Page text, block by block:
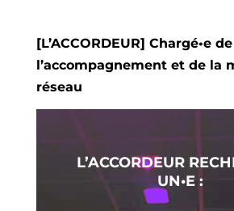
[L’ACCORDEUR] Chargé•e de
l’accompagnement et de la
réseau
L’ACCORDEUR
UN•E :